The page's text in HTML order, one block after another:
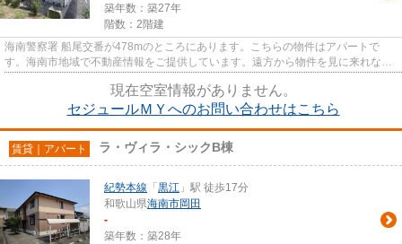
築年数：築27年
階数：2階建
海南警察署 船尾交番が478mのところにあります。こちらの物件はアパートで
す。海南市地域で不動産情報をご提供しています。遠方から物件を見に来れない
現在空室情報がありません。
セジュールＭＹへのお問い合わせはこちら
賃貸｜アパート ラ・ヴィラ・シックB棟
紀勢本線 「 黒江 」駅 徒歩17分
和歌山県海南市岡田
-
築年数：築28年